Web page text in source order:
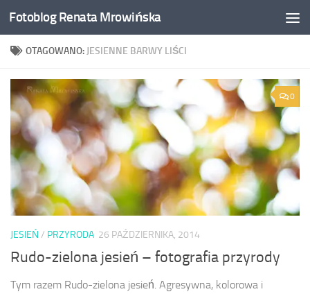
Przeskocz do treści
Fotoblog Renata Mrowińska
OTAGOWANO: JESIENNE BARWY LIŚCI
0
JESIEŃ / PRZYRODA 26 PAŹDZIERNIKA, 2014
Rudo-zielona jesień – fotografia przyrody
Tym razem Rudo-zielona jesień. Agresywna, kolorowa i